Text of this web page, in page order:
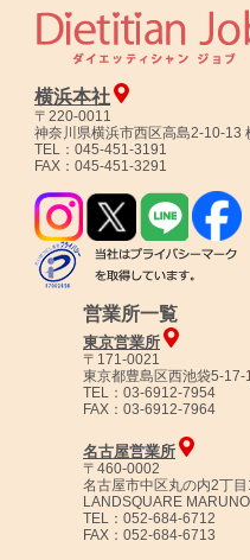
横浜本社
〒220-0011
神奈川県横浜市西区高島2-10-13
TEL：045-451-3191
FAX：045-451-3291
営業所一覧
東京営業所
〒171-0021
東京都豊島区西池袋5-
TEL：03-6912-7954
FAX：03-6912-7964
名古屋営業所
〒460-0002
名古屋市中区丸の内2丁
LANDSQUARE
TEL：052-684-6712
FAX：052-684-6713